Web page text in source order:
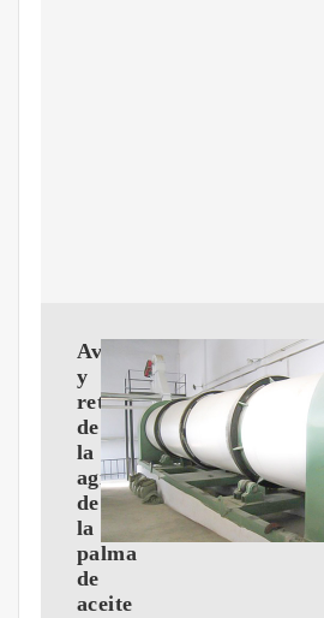
Avances
y
retos
de
la
agroindustria
de
la
palma
de
aceite